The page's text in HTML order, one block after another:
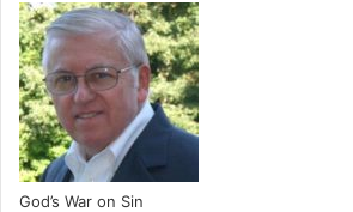
God’s War on Sin